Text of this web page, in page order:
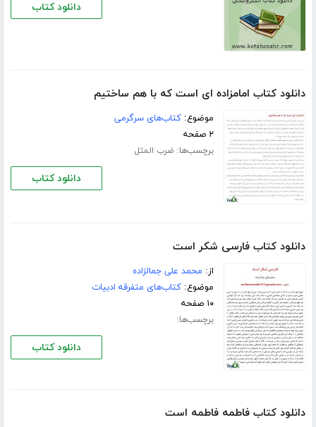
دانلود کتاب
دانلود کتاب امامزاده ای است که با هم ساختیم
موضوع:کتاب‌های سرگرمی
۲ صفحه
برچسب‌ها:ضرب المثل
دانلود کتاب
دانلود کتاب فارسی شکر است
از: محمد علی جمالزاده
موضوع:کتاب‌های متفرقه ادبیات
۱۰ صفحه
برچسب‌ها:
دانلود کتاب
دانلود کتاب فاطمه فاطمه است